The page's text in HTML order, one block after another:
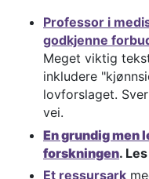
Professor i
godkjenne
Meget viktig
inkludere
lovforslaget.
vei.
En grundig men
forskningen.
Et ressursark